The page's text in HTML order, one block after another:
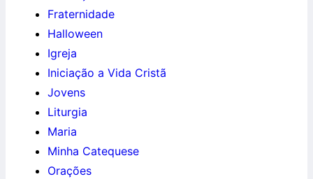
Fraternidade
Halloween
Igreja
Iniciação a Vida Cristã
Jovens
Liturgia
Maria
Minha Catequese
Orações